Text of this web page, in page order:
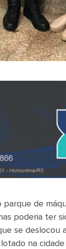
de
poderia ter
se deslocou
na